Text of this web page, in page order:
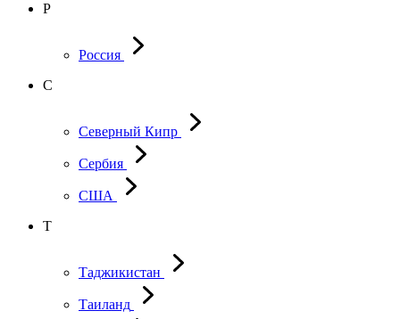
Р
Россия
С
Северный Кипр
Сербия
США
Т
Таджикистан
Таиланд